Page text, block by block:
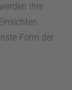
Ihre
Form der